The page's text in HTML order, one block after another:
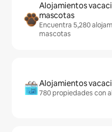
Alojamientos
mascotas
Encuentra 5,280
mascotas
Alojamientos
780 propiedades con